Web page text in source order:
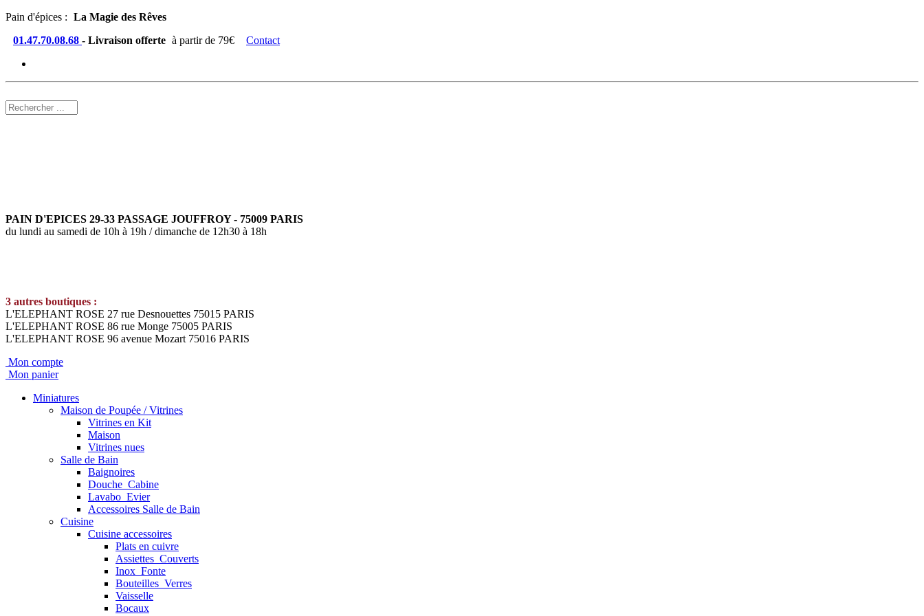
Pain d'épices : La Magie des Rêves
01.47.70.08.68 - Livraison offerte à partir de 79€ Contact
PAIN D'EPICES 29-33 PASSAGE JOUFFROY - 75009 PARIS
du lundi au samedi de 10h à 19h / dimanche de 12h30 à 18h
3 autres boutiques :
L'ELEPHANT ROSE 27 rue Desnouettes 75015 PARIS
L'ELEPHANT ROSE 86 rue Monge 75005 PARIS
L'ELEPHANT ROSE 96 avenue Mozart 75016 PARIS
Mon compte
Mon panier
Miniatures
Maison de Poupée / Vitrines
Vitrines en Kit
Maison
Vitrines nues
Salle de Bain
Baignoires
Douche_Cabine
Lavabo_Evier
Accessoires Salle de Bain
Cuisine
Cuisine accessoires
Plats en cuivre
Assiettes_Couverts
Inox_Fonte
Bouteilles_Verres
Vaisselle
Bocaux